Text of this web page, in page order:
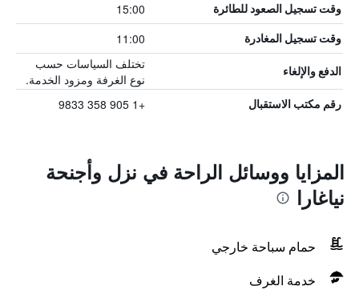
وقت تسجيل الصعود للطائرة 15:00
وقت تسجيل المغادرة 11:00
الدفع والإلغاء
تختلف السياسات حسب
نوع الغرفة ومزود الخدمة.
رقم مكتب الاستقبال +1 905 358 9833
المزايا ووسائل الراحة في نزل وأجنحة
نياغارا
حمام سباحة خارجي
خدمة الغرف